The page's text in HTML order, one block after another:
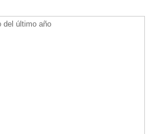
del último año